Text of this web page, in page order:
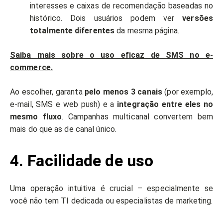
interesses e caixas de recomendação baseadas no
histórico. Dois usuários podem verversões
totalmente diferentes da mesma página.
Saiba mais sobre o uso eficaz de SMS no e-
commerce.
Ao escolher, garanta pelo menos 3 canais(por exemplo,
e-mail, SMS e web push) e a integração entre eles no
mesmo fluxo. Campanhas multicanal convertem bem
mais do que as de canal único.
4. Facilidade de uso
Uma operação intuitiva é crucial – especialmente se
você não tem TI dedicada ou especialistas de marketing.